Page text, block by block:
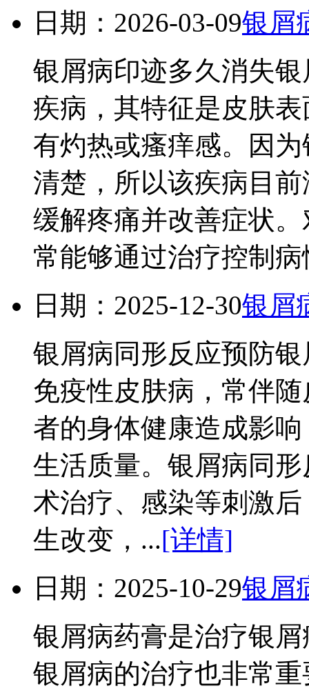
日期：2026-03-09银屑
银屑病印迹多久消失
疾病，其特征是皮肤
有灼热或瘙痒感。因
清楚，所以该疾病目
缓解疼痛并改善症状
常能够通过治疗控制
日期：2025-12-30银屑
银屑病同形反应预防
免疫性皮肤病，常伴
者的身体健康造成影
生活质量。银屑病同
术治疗、感染等刺激
生改变，...[详情]
日期：2025-10-29银屑
银屑病药膏是治疗银
银屑病的治疗也非常